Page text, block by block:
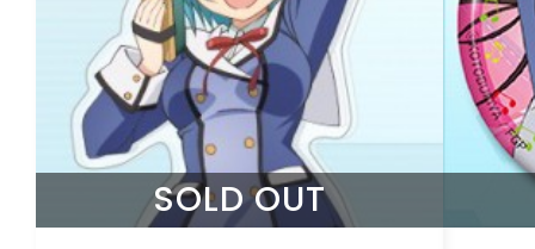
SOLD OUT